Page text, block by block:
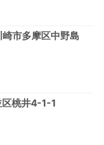
市多摩区中野島
区桃井4-1-1